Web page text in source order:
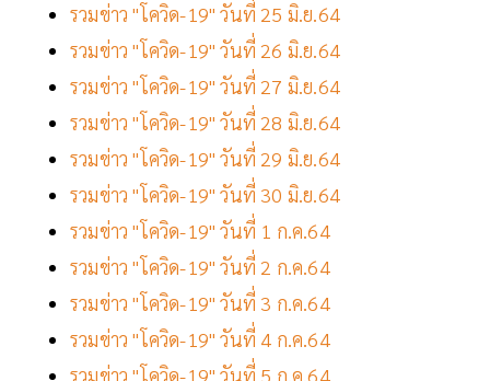
รวมข่าว "โควิด-19" วันที่ 25 มิ.ย.64
รวมข่าว "โควิด-19" วันที่ 26 มิ.ย.64
รวมข่าว "โควิด-19" วันที่ 27 มิ.ย.64
รวมข่าว "โควิด-19" วันที่ 28 มิ.ย.64
รวมข่าว "โควิด-19" วันที่ 29 มิ.ย.64
รวมข่าว "โควิด-19" วันที่ 30 มิ.ย.64
รวมข่าว "โควิด-19" วันที่ 1 ก.ค.64
รวมข่าว "โควิด-19" วันที่ 2 ก.ค.64
รวมข่าว "โควิด-19" วันที่ 3 ก.ค.64
รวมข่าว "โควิด-19" วันที่ 4 ก.ค.64
รวมข่าว "โควิด-19" วันที่ 5 ก.ค.64